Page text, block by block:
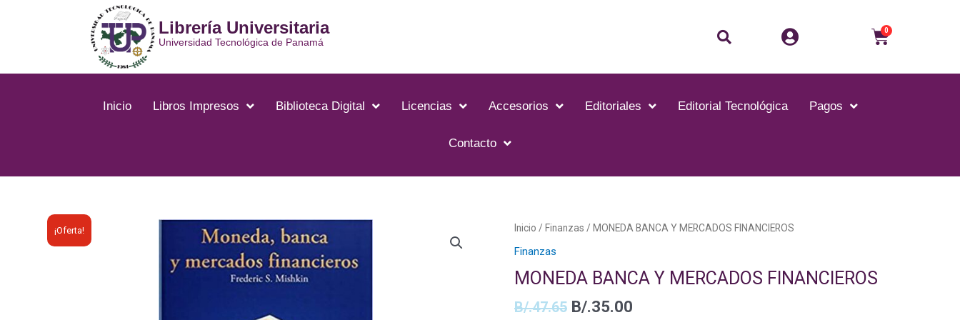
Librería Universitaria
Universidad Tecnológica de Panamá Buscar 0Carrito
Inicio Libros Impresos Biblioteca Digital Licencias Accesorios Editoriales Editorial Tecnológica Pagos
Contacto
¡Oferta! Inicio / Finanzas / MONEDA BANCA Y MERCADOS FINANCIEROS
Finanzas
MONEDA BANCA Y MERCADOS FINANCIEROS
B/.47.65
El
era:
B/.35.00
El
es:
MONEDA
BANCA
MERCADOS
cantidad